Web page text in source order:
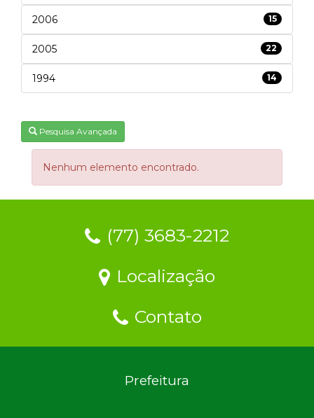
2006 15
2005 22
1994 14
Pesquisa Avançada
Nenhum elemento encontrado.
(77) 3683-2212
Localização
Contato
Prefeitura